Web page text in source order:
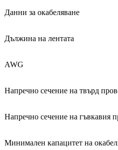
Данни за окабеляване
Дължина на лентата
AWG
Напречно сечение на твърд
Напречно сечение на гъвкавия
Минимален капацитет на